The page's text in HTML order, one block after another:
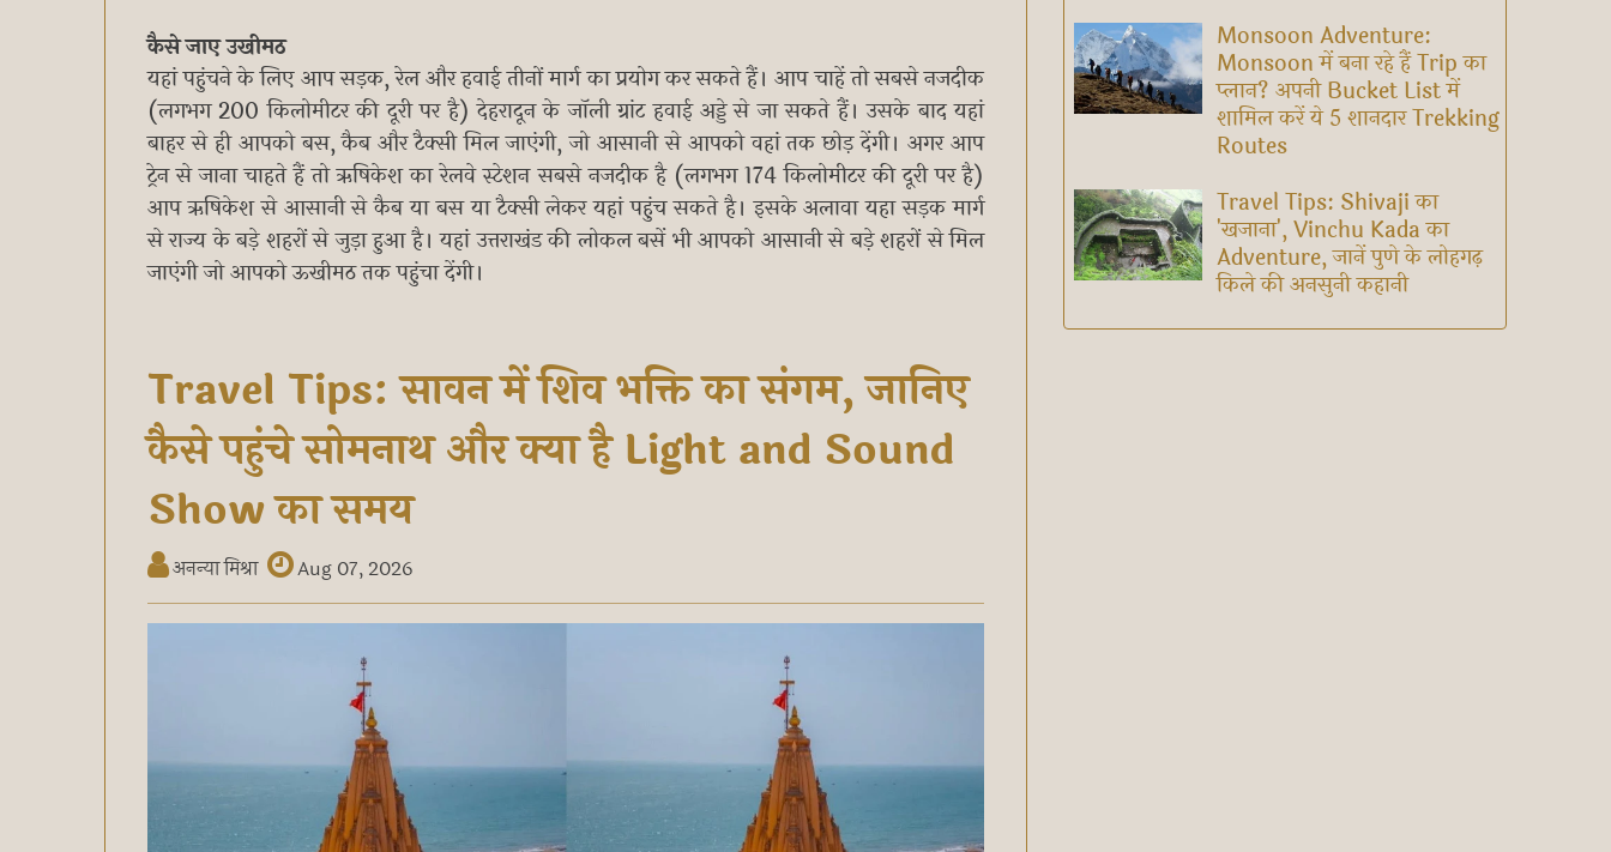
कैसे जाए उखीमठ
यहां पहुंचने के लिए आप सड़क, रेल और हवाई तीनों मार्ग का प्रयोग कर सकते हैं। आप चाहें तो सबसे नजदीक
(लगभग 200 किलोमीटर की दूरी पर है) देहरादून के जॉली ग्रांट हवाई अड्डे से जा सकते हैं। उसके बाद यहां
बाहर से ही आपको बस, कैब और टैक्सी मिल जाएंगी, जो आसानी से आपको वहां तक छोड़ देंगी। अगर आप
ट्रेन से जाना चाहते हैं तो ऋषिकेश का रेलवे स्टेशन सबसे नजदीक है (लगभग 174 किलोमीटर की दूरी पर है)
आप ऋषिकेश से आसानी से कैब या बस या टैक्सी लेकर यहां पहुंच सकते है। इसके अलावा यहा सड़क मार्ग
से राज्य के बड़े शहरों से जुड़ा हुआ है। यहां उत्तराखंड की लोकल बसें भी आपको आसानी से बड़े शहरों से मिल
जाएंगी जो आपको ऊखीमठ तक पहुंचा देंगी।
Travel Tips: सावन में शिव भक्ति का संगम, जानिए
कैसे पहुंचे सोमनाथ और क्या है Light and Sound
Show का समय
अनन्या मिश्रा Aug 07, 2026
Monsoon Adventure:
Monsoon में बना रहे हैं Trip का
प्लान? अपनी Bucket List में
शामिल करें ये 5 शानदार Trekking
Routes
Travel Tips: Shivaji का
'खजाना', Vinchu Kada का
Adventure, जानें पुणे के लोहगढ़
किले की अनसुनी कहानी